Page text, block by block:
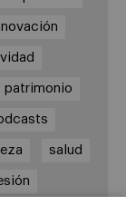
patrimonio
salud